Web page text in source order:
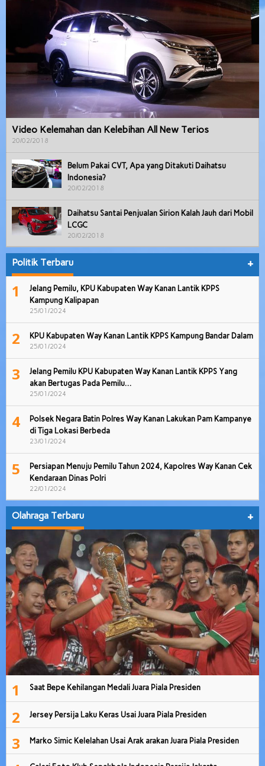
Video Kelemahan dan Kelebihan All New Terios
20/02/2018
Belum Pakai CVT, Apa yang Ditakuti Daihatsu
Indonesia?
20/02/2018
Daihatsu Santai Penjualan Sirion Kalah Jauh dari Mobil
LCGC
20/02/2018
Politik Terbaru +
1
Jelang Pemilu, KPU Kabupaten Way Kanan Lantik KPPS
Kampung Kalipapan
25/01/2024
2 KPU Kabupaten Way Kanan Lantik KPPS Kampung Bandar Dalam
25/01/2024
3
Jelang Pemilu KPU Kabupaten Way Kanan Lantik KPPS Yang
akan Bertugas Pada Pemilu…
25/01/2024
4
Polsek Negara Batin Polres Way Kanan Lakukan Pam Kampanye
di Tiga Lokasi Berbeda
23/01/2024
5
Persiapan Menuju Pemilu Tahun 2024, Kapolres Way Kanan Cek
Kendaraan Dinas Polri
22/01/2024
Olahraga Terbaru +
1 Saat Bepe Kehilangan Medali Juara Piala Presiden
2 Jersey Persija Laku Keras Usai Juara Piala Presiden
3 Marko Simic Kelelahan Usai Arak arakan Juara Piala Presiden